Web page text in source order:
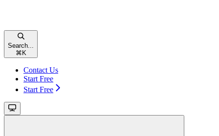
Search...
⌘ K
Contact Us
Start Free
Start Free